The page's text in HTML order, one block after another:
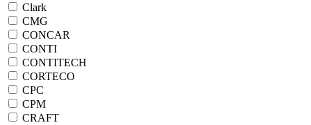
Clark
CMG
CONCAR
CONTI
CONTITECH
CORTECO
CPC
CPM
CRAFT